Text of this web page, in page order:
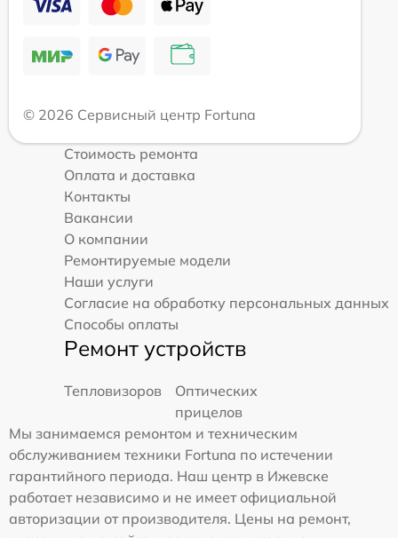
© 2026 Сервисный центр Fortuna
Стоимость ремонта
Оплата и доставка
Контакты
Вакансии
О компании
Ремонтируемые модели
Наши услуги
Согласие на обработку персональных данных
Способы оплаты
Ремонт устройств
Тепловизоров
Оптических
прицелов
Мы занимаемся ремонтом и техническим
обслуживанием техники Fortuna по истечении
гарантийного периода. Наш центр в Ижевске
работает независимо и не имеет официальной
авторизации от производителя. Цены на ремонт,